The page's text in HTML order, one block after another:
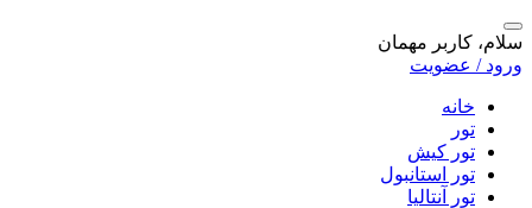
سلام، کاربر مهمان
ورود / عضویت
خانه
تور
تور کیش
تور استانبول
تور آنتالیا